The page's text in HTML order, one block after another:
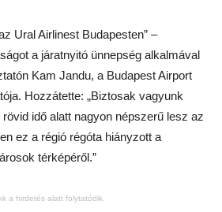
Ural Airlinest Budapesten” –
a járatnyitó ünnepség alkalmával
Kam Jandu, a Budapest Airport
Hozzátette: „Biztosak vagyunk
idő alatt nagyon népszerű lesz az
ez a régió régóta hiányzott a
térképéről.”
a hirdetés alatt folytatódik.